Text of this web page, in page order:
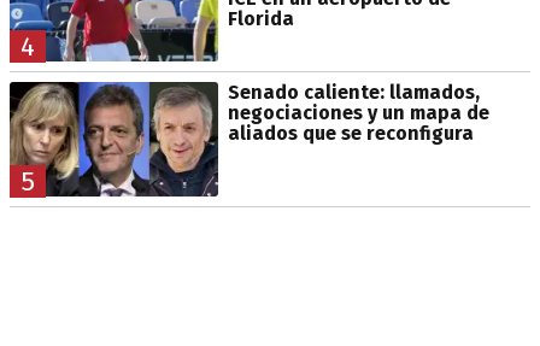
4
Florida
5
Senado caliente: llamados,
negociaciones y un mapa de
aliados que se reconfigura